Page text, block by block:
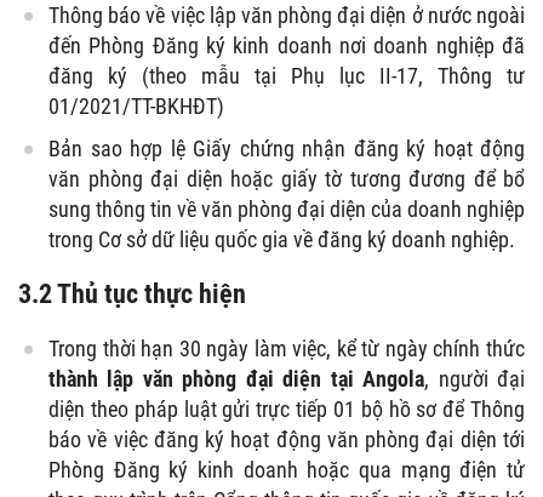
Thông báo về việc lập văn phòng đại diện ở nước ngoài
đến Phòng Đăng ký kinh doanh nơi doanh nghiệp đã
đăng ký (theo mẫu tại Phụ lục II-17, Thông tư
01/2021/TT-BKHĐT)
Bản sao hợp lệ Giấy chứng nhận đăng ký hoạt động
văn phòng đại diện hoặc giấy tờ tương đương để bổ
sung thông tin về văn phòng đại diện của doanh nghiệp
trong Cơ sở dữ liệu quốc gia về đăng ký doanh nghiệp.
3.2 Thủ tục thực hiện
Trong thời hạn 30 ngày làm việc, kể từ ngày chính thức
thành lập văn phòng đại diện tại Angola, người đại
diện theo pháp luật gửi trực tiếp 01 bộ hồ sơ để Thông
báo về việc đăng ký hoạt động văn phòng đại diện tới
Phòng Đăng ký kinh doanh hoặc qua mạng điện tử